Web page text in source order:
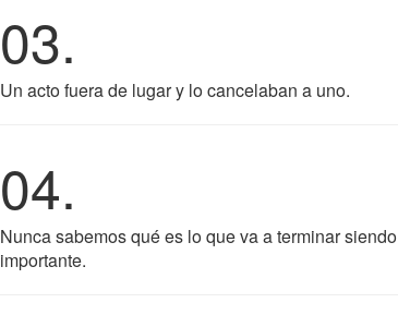
03.
Un acto fuera de lugar y lo cancelaban a uno.
04.
Nunca sabemos qué es lo que va a terminar siendo
importante.